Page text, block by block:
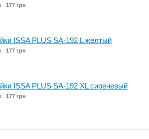
177 грн
ISSA PLUS SA-192 L желтый
177 грн
ISSA PLUS SA-192 XL сиреневый
177 грн